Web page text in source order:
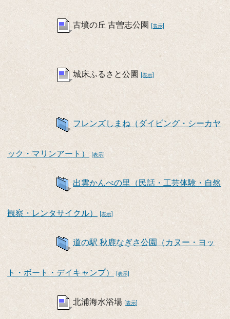
古墳の丘 古曽志公園 [表示]
城床ふるさと公園 [表示]
フレンズしまね（ダイビング・シーカヤ
ック・マリンアート） [表示]
出雲かんべの里（民話・工芸体験・自然
観察・レンタサイクル） [表示]
道の駅 秋鹿なぎさ公園（カヌー・ヨッ
ト・ボート・デイキャンプ） [表示]
北浦海水浴場 [表示]